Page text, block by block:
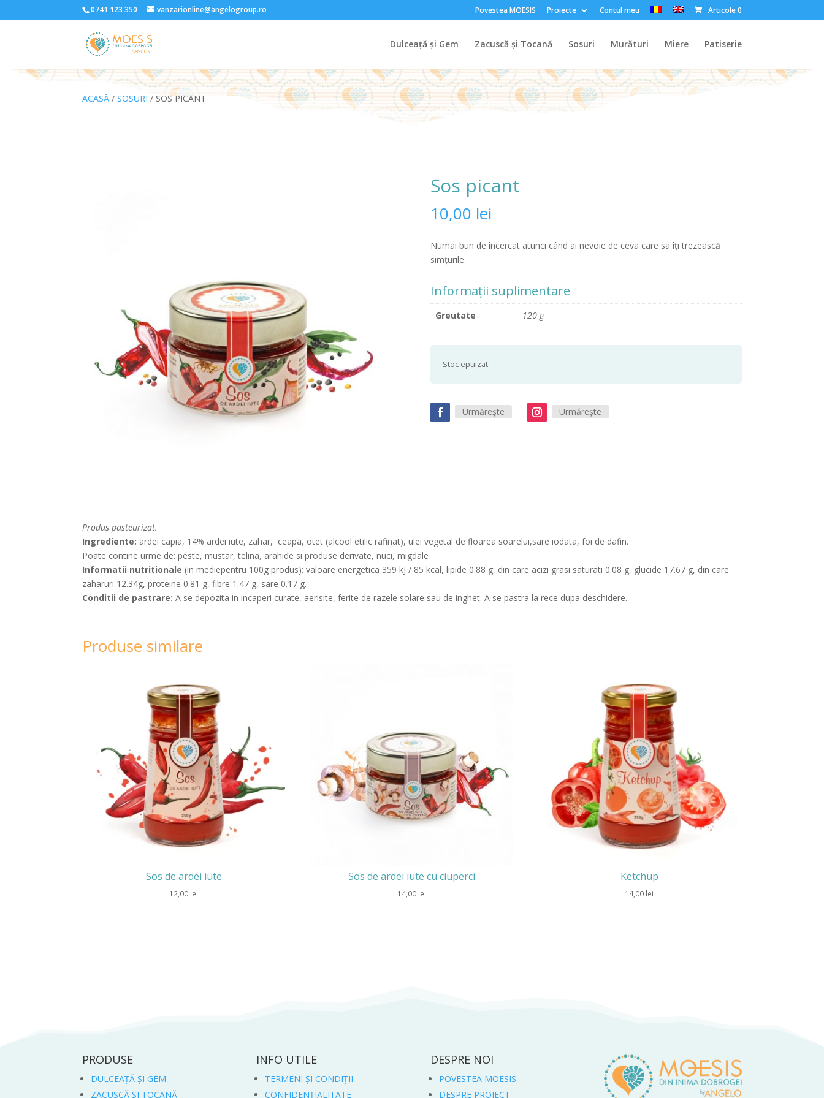
0741 123 350 vanzarionline@angelogroup.ro Povestea MOESIS Proiecte Contul meu Articole 0
Dulceață și Gem Zacuscă și Tocană Sosuri Murături Miere Patiserie
ACASĂ /SOSURI / SOS PICANT
Sos picant
10,00 lei
Numai bun de încercat atunci când ai nevoie de ceva care sa îţi trezească
simţurile.
Informații suplimentare
Greutate 120 g
Stoc epuizat
Urmărește Urmărește
Produs pasteurizat.
Ingrediente: ardei capia, 14% ardei iute, zahar, ceapa, otet (alcool etilic rafinat), ulei vegetal de floarea soarelui,sare iodata, foi de dafin.
Poate contine urme de: peste, mustar, telina, arahide si produse derivate, nuci, migdale
Informatii nutritionale (in mediepentru 100g produs): valoare energetica 359 kJ / 85 kcal, lipide 0.88 g, din care acizi grasi saturati 0.08 g, glucide 17.67 g, din care
zaharuri 12.34g, proteine 0.81 g, fibre 1.47 g, sare 0.17 g.
Conditii de pastrare: A se depozita in incaperi curate, aerisite, ferite de razele solare sau de inghet. A se pastra la rece dupa deschidere.
Produse similare
Sos de ardei iute
12,00 lei
Sos de ardei iute cu ciuperci
14,00 lei
Ketchup
14,00 lei
PRODUSE
DULCEAȚĂ ȘI GEM
ZACUSCĂ ȘI TOCANĂ
INFO UTILE
TERMENI ȘI CONDIȚII
CONFIDENȚIALITATE
DESPRE NOI
POVESTEA MOESIS
DESPRE PROIECT